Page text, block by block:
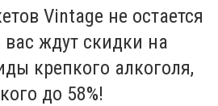
Vintage не остается
вас ждут скидки на
крепкого алкоголя,
до 58%!